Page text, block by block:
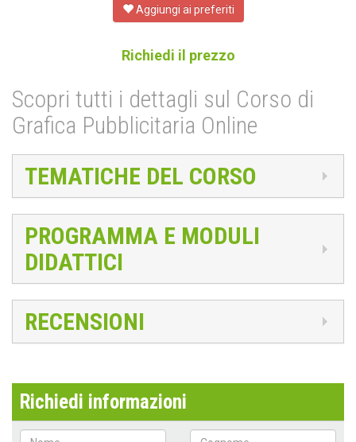
Aggiungi ai preferiti
Richiedi il prezzo
Scopri tutti i dettagli sul Corso di
Grafica Pubblicitaria Online
TEMATICHE DEL CORSO
PROGRAMMA E MODULI
DIDATTICI
RECENSIONI
Richiedi informazioni